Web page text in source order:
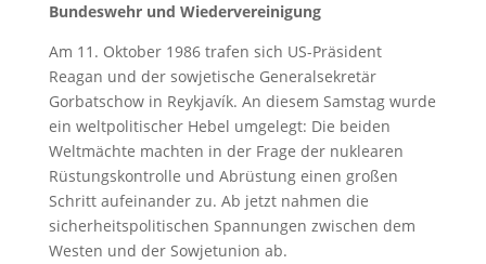
Bundeswehr und Wiedervereinigung
Am 11. Oktober 1986 trafen sich US-Präsident
Reagan und der sowjetische Generalsekretär
Gorbatschow in Reykjavík. An diesem Samstag wurde
ein weltpolitischer Hebel umgelegt: Die beiden
Weltmächte machten in der Frage der nuklearen
Rüstungskontrolle und Abrüstung einen großen
Schritt aufeinander zu. Ab jetzt nahmen die
sicherheitspolitischen Spannungen zwischen dem
Westen und der Sowjetunion ab.